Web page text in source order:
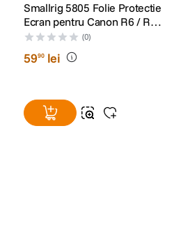
Smallrig 5805 Folie Protectie
Ecran pentru Canon R6 / R6
II / R7
(0)
5990 lei